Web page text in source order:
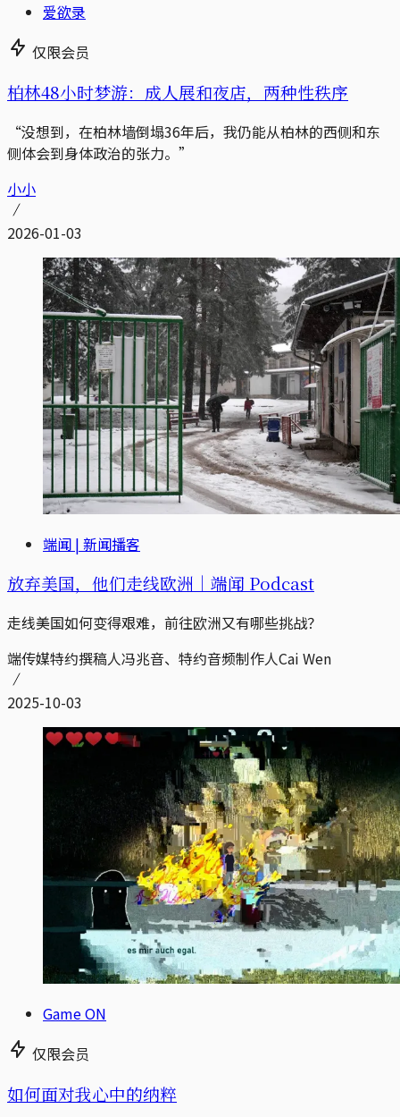
爱欲录
仅限会员
柏林48小时梦游：成人展和夜店，两种性秩序
“没想到，在柏林墙倒塌36年后，我仍能从柏林的西侧和东
侧体会到身体政治的张力。”
小小
2026-01-03
端闻 | 新闻播客
放弃美国，他们走线欧洲｜端闻 Podcast
走线美国如何变得艰难，前往欧洲又有哪些挑战？
端传媒特约撰稿人冯兆音、特约音频制作人Cai Wen
2025-10-03
Game ON
仅限会员
如何面对我心中的纳粹